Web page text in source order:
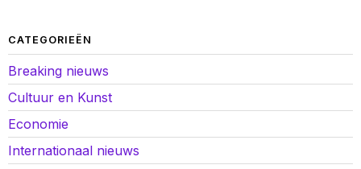
CATEGORIEËN
Breaking nieuws
Cultuur en Kunst
Economie
Internationaal nieuws